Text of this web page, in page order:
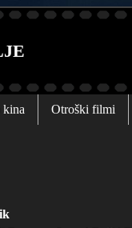
kina Otroški filmi